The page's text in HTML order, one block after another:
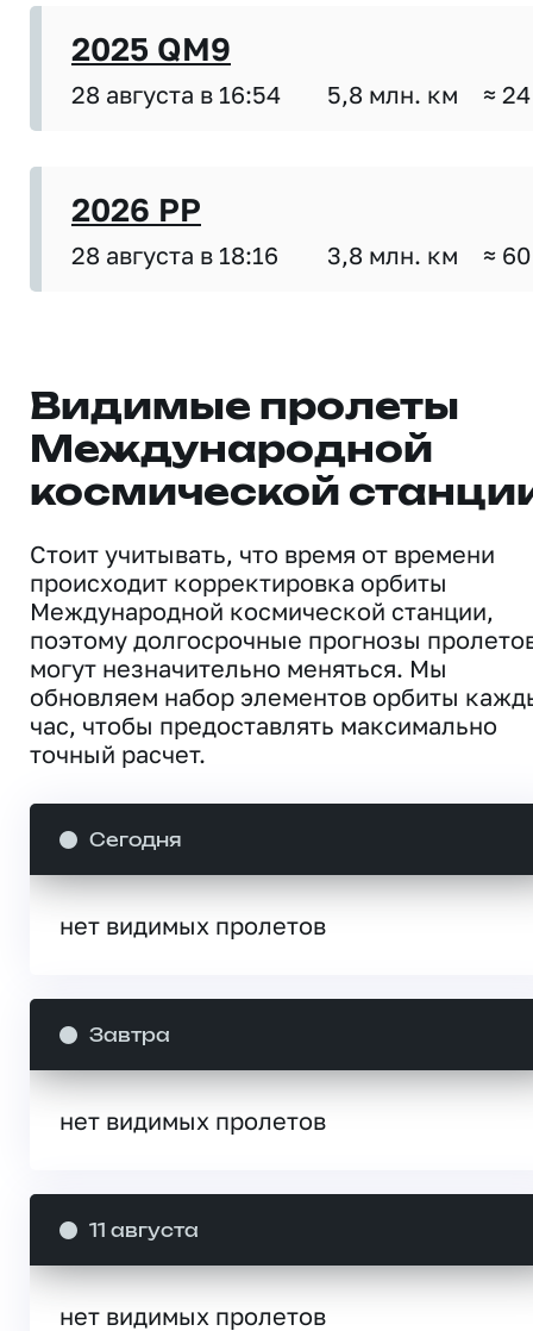
2025 QM9
28 августа в 16:54 5,8 млн. км ≈
2026 PP
28 августа в 18:16 3,8 млн. км ≈
Видимые пролеты
Международной
космической
Стоит учитывать, что время от времени
происходит корректировка орбиты
Международной космической станции,
поэтому долгосрочные прогнозы
могут незначительно меняться. Мы
обновляем набор элементов орбиты
час, чтобы предоставлять максимально
точный расчет.
Сегодня
нет видимых пролетов
Завтра
нет видимых пролетов
11 августа
нет видимых пролетов